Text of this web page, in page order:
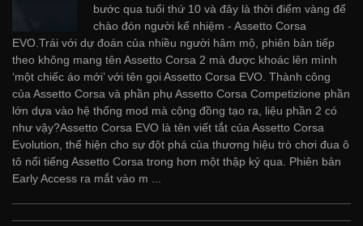
bước qua tuổi thứ 10 và đây là thời điểm vàng để
chào đón người kế nhiệm - Assetto Corsa
EVO.Trái với dự đoán của nhiều người hâm mộ, phiên bản tiếp
theo không mang tên Assetto Corsa 2 mà được khoác lên mình
‘một chiếc áo mới’ với tên gọi Assetto Corsa EVO. Thành công
của Assetto Corsa và phần phụ Assetto Corsa Competizione phần
lớn dựa vào hệ thống mod mà cộng đồng tạo ra, liệu phần 2 có
như vậy?Assetto Corsa EVO là tên viết tắt của Assetto Corsa
Evolution, thể hiện cho sự đột phá của thương hiệu trò chơi đua ô
tô nổi tiếng Assetto Corsa trong hơn một thập kỷ qua. Phiên bản
Early Access ra mắt vào m ...